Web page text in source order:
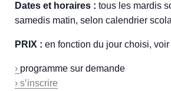
Dates et horaires : tous les mardis
samedis matin, selon calendrier
PRIX : en fonction du jour choisi, voir
› programme sur demande
› s’inscrire